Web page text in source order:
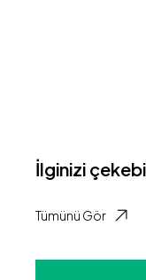
İlginizi
Tümünü Gör